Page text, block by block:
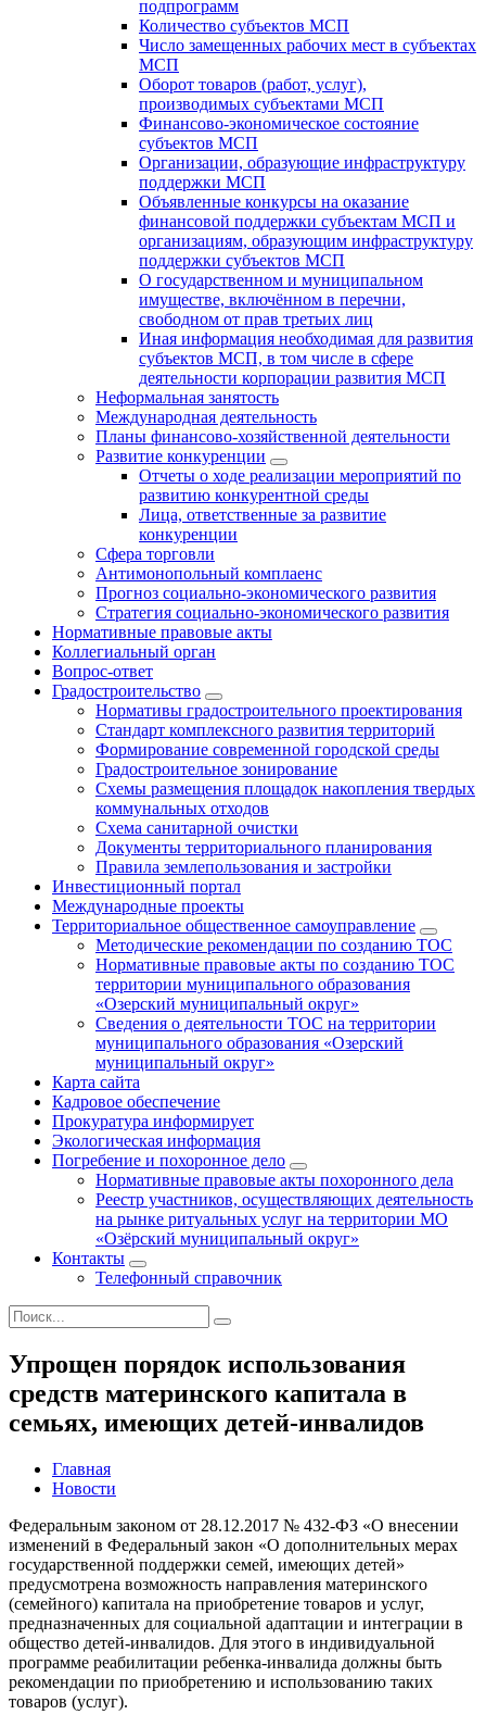
подпрограмм
Количество субъектов МСП
Число замещенных рабочих мест в субъектах
МСП
Оборот товаров (работ, услуг),
производимых субъектами МСП
Финансово-экономическое состояние
субъектов МСП
Организации, образующие инфраструктуру
поддержки МСП
Объявленные конкурсы на оказание
финансовой поддержки субъектам МСП и
организациям, образующим инфраструктуру
поддержки субъектов МСП
О государственном и муниципальном
имуществе, включённом в перечни,
свободном от прав третьих лиц
Иная информация необходимая для развития
субъектов МСП, в том числе в сфере
деятельности корпорации развития МСП
Неформальная занятость
Международная деятельность
Планы финансово-хозяйственной деятельности
Развитие конкуренции
Отчеты о ходе реализации мероприятий по
развитию конкурентной среды
Лица, ответственные за развитие
конкуренции
Сфера торговли
Антимонопольный комплаенс
Прогноз социально-экономического развития
Стратегия социально-экономического развития
Нормативные правовые акты
Коллегиальный орган
Вопрос-ответ
Градостроительство
Нормативы градостроительного проектирования
Стандарт комплексного развития территорий
Формирование современной городской среды
Градостроительное зонирование
Схемы размещения площадок накопления твердых
коммунальных отходов
Схема санитарной очистки
Документы территориального планирования
Правила землепользования и застройки
Инвестиционный портал
Международные проекты
Территориальное общественное самоуправление
Методические рекомендации по созданию ТОС
Нормативные правовые акты по созданию ТОС
территории муниципального образования
«Озерский муниципальный округ»
Сведения о деятельности ТОС на территории
муниципального образования «Озерский
муниципальный округ»
Карта сайта
Кадровое обеспечение
Прокуратура информирует
Экологическая информация
Погребение и похоронное дело
Нормативные правовые акты похоронного дела
Реестр участников, осуществляющих деятельность
на рынке ритуальных услуг на территории МО
«Озёрский муниципальный округ»
Контакты
Телефонный справочник
Упрощен порядок использования
средств материнского капитала в
семьях, имеющих детей-инвалидов
Главная
Новости
Федеральным законом от 28.12.2017 № 432-ФЗ «О внесении
изменений в Федеральный закон «О дополнительных мерах
государственной поддержки семей, имеющих детей»
предусмотрена возможность направления материнского
(семейного) капитала на приобретение товаров и услуг,
предназначенных для социальной адаптации и интеграции в
общество детей-инвалидов. Для этого в индивидуальной
программе реабилитации ребенка-инвалида должны быть
рекомендации по приобретению и использованию таких
товаров (услуг).